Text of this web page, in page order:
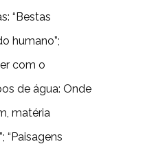
“Bestas
humano”;
com o
de água: Onde
matéria
“Paisagens